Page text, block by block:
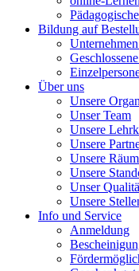
Bildung auf
Über uns
Unsere
Unser Team
Unsere
Unsere
Unsere
Unsere
Unser
Unsere
Info und Service
Anmeldung